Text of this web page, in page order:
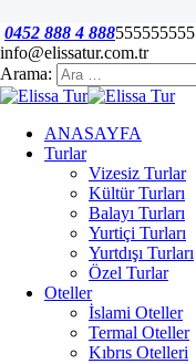
0452 888 4 888555555555
info@elissatur.com.tr
Arama:
ANASAYFA
Turlar
Vizesiz Turlar
Kültür Turları
Balayı Turları
Yurtiçi Turları
Yurtdışı Turları
Özel Turlar
Oteller
İslami Oteller
Termal Oteller
Kıbrıs Otelleri